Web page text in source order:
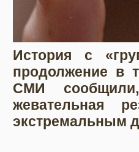
История с
продолжение в
СМИ
жевательная
экстремальным